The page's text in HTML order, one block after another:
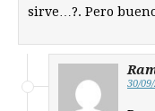
sirve…?. Pero
30/